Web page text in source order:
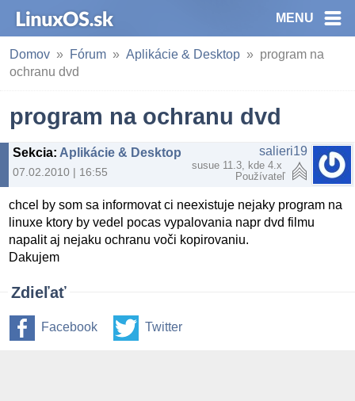
MENU
Domov Fórum Aplikácie & Desktop
program na
ochranu dvd
program na ochranu dvd
Sekcia: Aplikácie & Desktop
07.02.2010 | 16:55
salieri19
susue 11.3, kde 4.x
Používateľ
chcel by som sa informovat ci neexistuje nejaky program na
linuxe ktory by vedel pocas vypalovania napr dvd filmu
napalit aj nejaku ochranu voči kopirovaniu.
Dakujem
Zdieľať
Facebook Twitter